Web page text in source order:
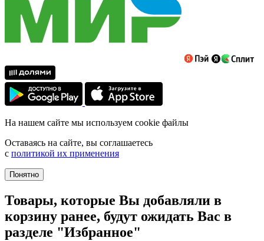
На нашем сайте мы используем cookie файлы
Оставаясь на сайте, вы соглашаетесь
с политикой их применения
Понятно
Товары, которые Вы добавляли в
корзину ранее, будут ожидать Вас в
разделе "Избранное"